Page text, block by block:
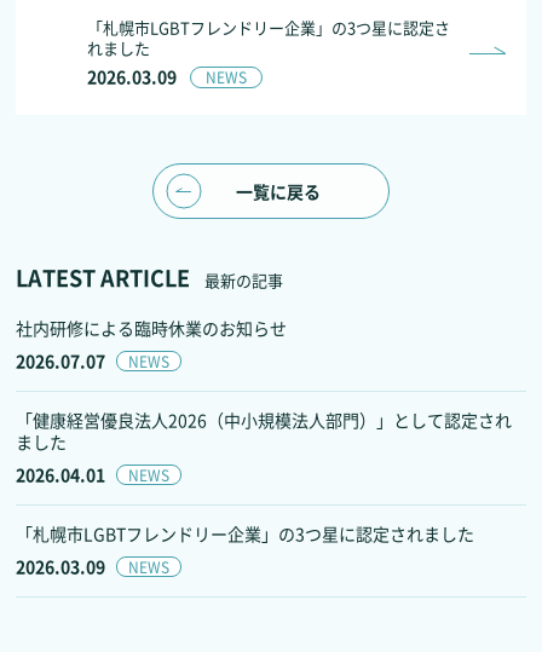
2026.03.09 NEWS
「札幌市LGBTフレンドリー企業」の3つ星に認定さ
れました
一覧に戻る
LATEST ARTICLE 最新の記事
2026.07.07 NEWS
社内研修による臨時休業のお知らせ
2026.04.01 NEWS
「健康経営優良法人2026（中小規模法人部門）」として認定され
ました
2026.03.09 NEWS
「札幌市LGBTフレンドリー企業」の3つ星に認定されました